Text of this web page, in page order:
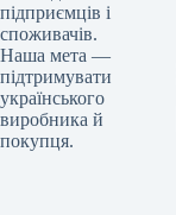
підприємців і
споживачів.
Наша мета —
підтримувати
українського
виробника й
покупця.